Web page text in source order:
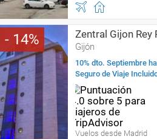
14 Zentral Gijon Rey
Gijón
10% dto. Septiembre
Seguro de Viaje
Vuelos desde Madrid